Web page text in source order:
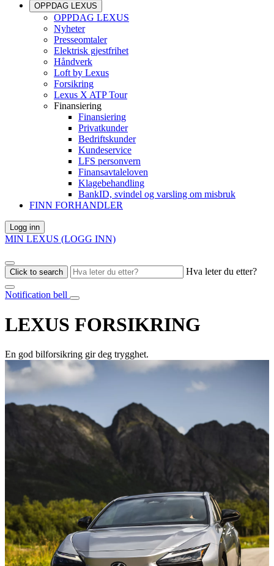
OPPDAG LEXUS
OPPDAG LEXUS
Nyheter
Presseomtaler
Elektrisk gjestfrihet
Håndverk
Loft by Lexus
Forsikring
Lexus X ATP Tour
Finansiering
Finansiering
Privatkunder
Bedriftskunder
Kundeservice
LFS personvern
Finansavtaleloven
Klagebehandling
BankID, svindel og varsling om misbruk
FINN FORHANDLER
Logg inn
MIN LEXUS (LOGG INN)
Click to search Hva leter du etter?
Notification bell
LEXUS FORSIKRING
En god bilforsikring gir deg trygghet.